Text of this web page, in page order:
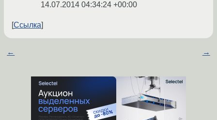
14.07.2014 04:34:24 +00:00
Ссылка
← →